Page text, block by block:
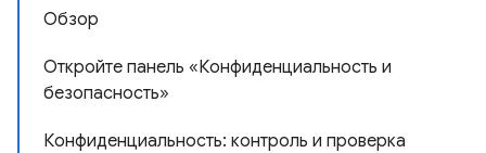
Обзор
Откройте панель «Конфиденциальность и
безопасность»
Конфиденциальность: контроль и проверка